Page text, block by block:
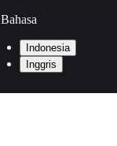
Bahasa
Indonesia
Inggris